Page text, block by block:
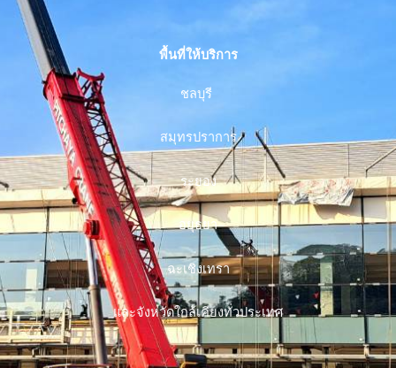
พื้นที่ให้บริการ
ชลบุรี
สมุทรปราการ
ระยอง
อยุธยา
ฉะเชิงเทรา
และจังหวัดใกล้เคียงทั่วประเทศ